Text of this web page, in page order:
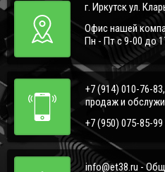
г. Иркутск ул.
Офис нашей
Пн - Пт с 9-00 до
+7 (914) 010-76-
продаж и
+7 (950) 075-85-
info@et38.ru -